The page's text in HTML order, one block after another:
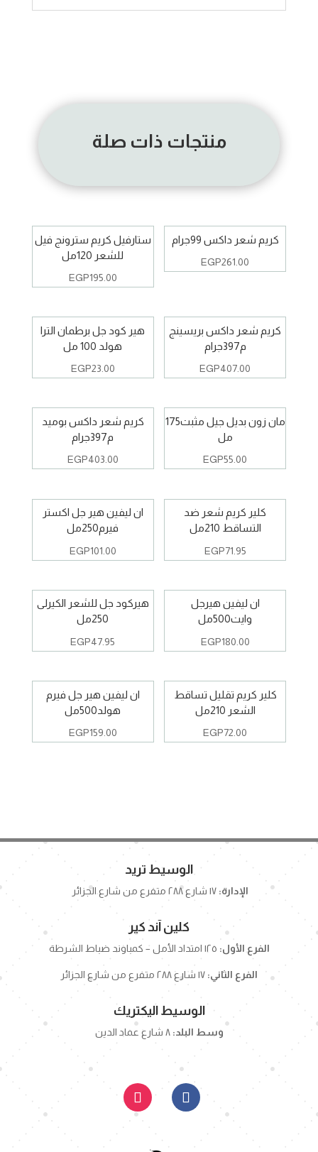
منتجات ذات صلة
كريم شعر داكس 99جرام
EGP261.00
ستارفيل كريم سترونج فيل
للشعر 120مل
EGP195.00
كريم شعر داكس بريسينج
م397جرام
EGP407.00
هير كود جل برطمان الترا
هولد 100 مل
EGP23.00
مان زون بديل جيل مثبت175
مل
EGP55.00
كريم شعر داكس بوميد
م397جرام
EGP403.00
كلير كريم شعر ضد
التساقط 210مل
EGP71.95
ان ليفين هير جل اكستر
فيرم250مل
EGP101.00
ان ليفين هيرجل
وايت500مل
EGP180.00
هيركود جل للشعر الكيرلى
250مل
EGP47.95
كلير كريم تقليل تساقط
الشعر 210مل
EGP72.00
ان ليفين هير جل فيرم
هولد500مل
EGP159.00
الوسيط تريد
الإدارة:
كلين آند كير
الفرع الأول:
الفرع الثاني:
الوسيط اليكتريك
وسط البلد: ٨ شارع عماد الدين